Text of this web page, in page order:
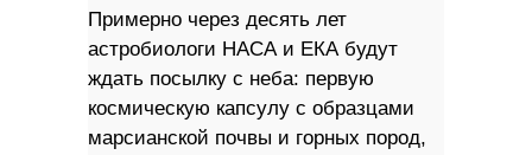
Примерно через десять лет
астробиологи НАСА и ЕКА будут
ждать посылку с неба: первую
космическую капсулу с образцами
марсианской почвы и горных пород,